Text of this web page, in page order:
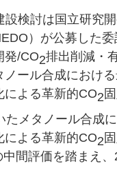
検討は国立研究
）が公募した
発/CO2排出削減・
ノール合成におけ
による革新的CO2
たメタノール合成
による革新的CO2
中間評価を踏まえ